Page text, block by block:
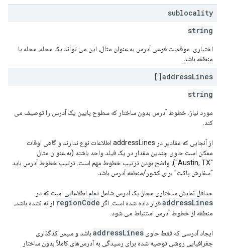
sublocality
string
اختیاری. موقعیت فرعی آدرس به عنوان مثال، این می تواند یک محله، محله یا
منطقه باشد.
addressLines[]
string
مورد نیاز. خطوط آدرس بدون ساختار که سطوح پایین یک آدرس را توصیف می
کند.
از آنجایی که مقادیر در addressLines اطلاعات نوع ندارند و گاهی اوقات
ممکن است حاوی چندین مقدار در یک فیلد واحد باشند (به عنوان مثال
"Austin, TX")، واضح بودن ترتیب خطوط مهم است. ترتیب خطوط آدرس باید
"سفارش پاکت" برای کشور/منطقه آدرس باشد.
حداقل نمایش ساختاری مجاز یک آدرس شامل تمام اطلاعاتی است که در
addressLinesقرار داده شده است. اگر regionCode ارائه نشده باشد،
منطقه از خطوط آدرس استنباط می شود.
ایجاد آدرسی که فقط حاوی addressLines باشد و سپس کدگذاری
جغرافیایی روشی توصیه شده برای رسیدگی به آدرس‌های کاملاً بدون ساختار